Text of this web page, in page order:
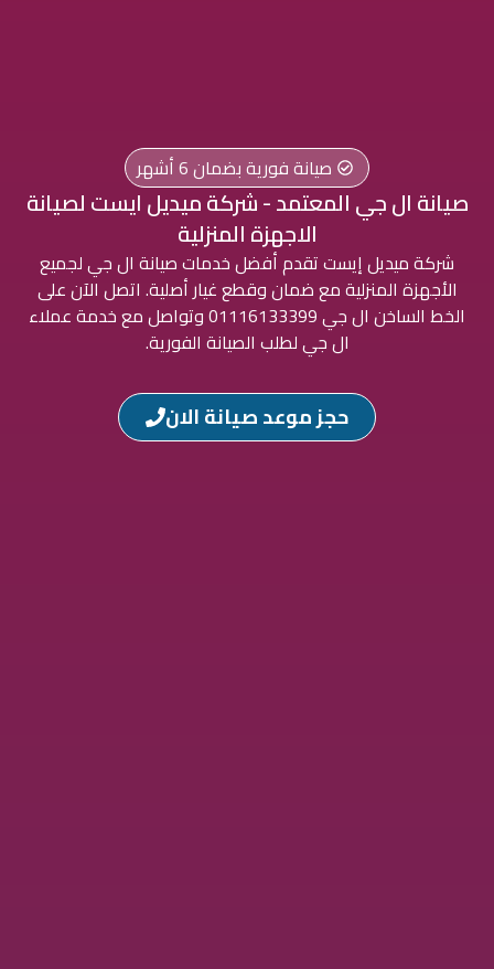
صيانة فورية بضمان 6 أشهر
صيانة ال جي المعتمد - شركة ميديل ايست لصيانة
الاجهزة المنزلية
شركة ميديل إيست تقدم أفضل خدمات صيانة ال جي لجميع
الأجهزة المنزلية مع ضمان وقطع غيار أصلية. اتصل الآن على
الخط الساخن ال جي 01116133399 وتواصل مع خدمة عملاء
ال جي لطلب الصيانة الفورية.
حجز موعد صيانة الان